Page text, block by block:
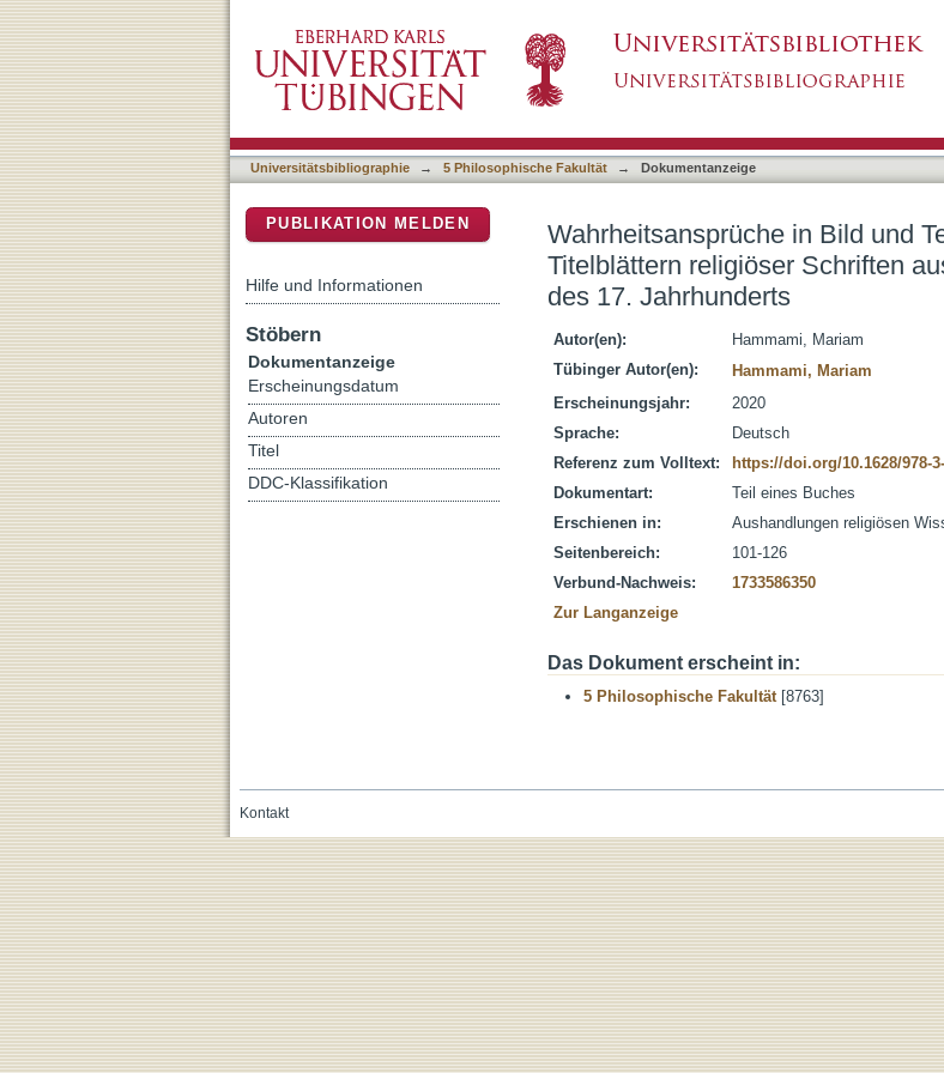
Wahrheitsansprüche in Bild und Text : die Figur der Veritas
Antwerpen in der ersten Hälfte des 17. Jahrhunderts
Universitätsbibliographie → 5 Philosophische Fakultät → Dokumentanzeige
Wahrheitsansprüche in Bild und
Titelblättern religiöser Schriften
des 17. Jahrhunderts
Autor(en):
Hammami, Mariam
Tübinger Autor(en):
Hammami, Mariam
Erscheinungsjahr:
2020
Sprache:
Deutsch
Referenz zum Volltext:
https://doi.org/10.1628/978-
Dokumentart:
Teil eines Buches
Erschienen in:
Aushandlungen religiösen
Seitenbereich:
101-126
Verbund-Nachweis:
1733586350
Zur Langanzeige
Das Dokument erscheint in:
5 Philosophische Fakultät[8763]
PUBLIKATION MELDEN
Hilfe und Informationen
Stöbern
Dokumentanzeige
Erscheinungsdatum
Autoren
Titel
DDC-Klassifikation
Kontakt